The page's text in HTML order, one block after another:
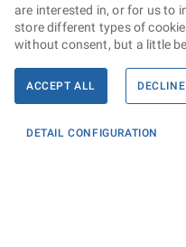
are interested in, or for us to
store different types of
without consent, but a little
ACCEPT ALL
DETAIL CONFIGURATION